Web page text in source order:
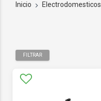
Inicio Electrodomesticos
FILTRAR